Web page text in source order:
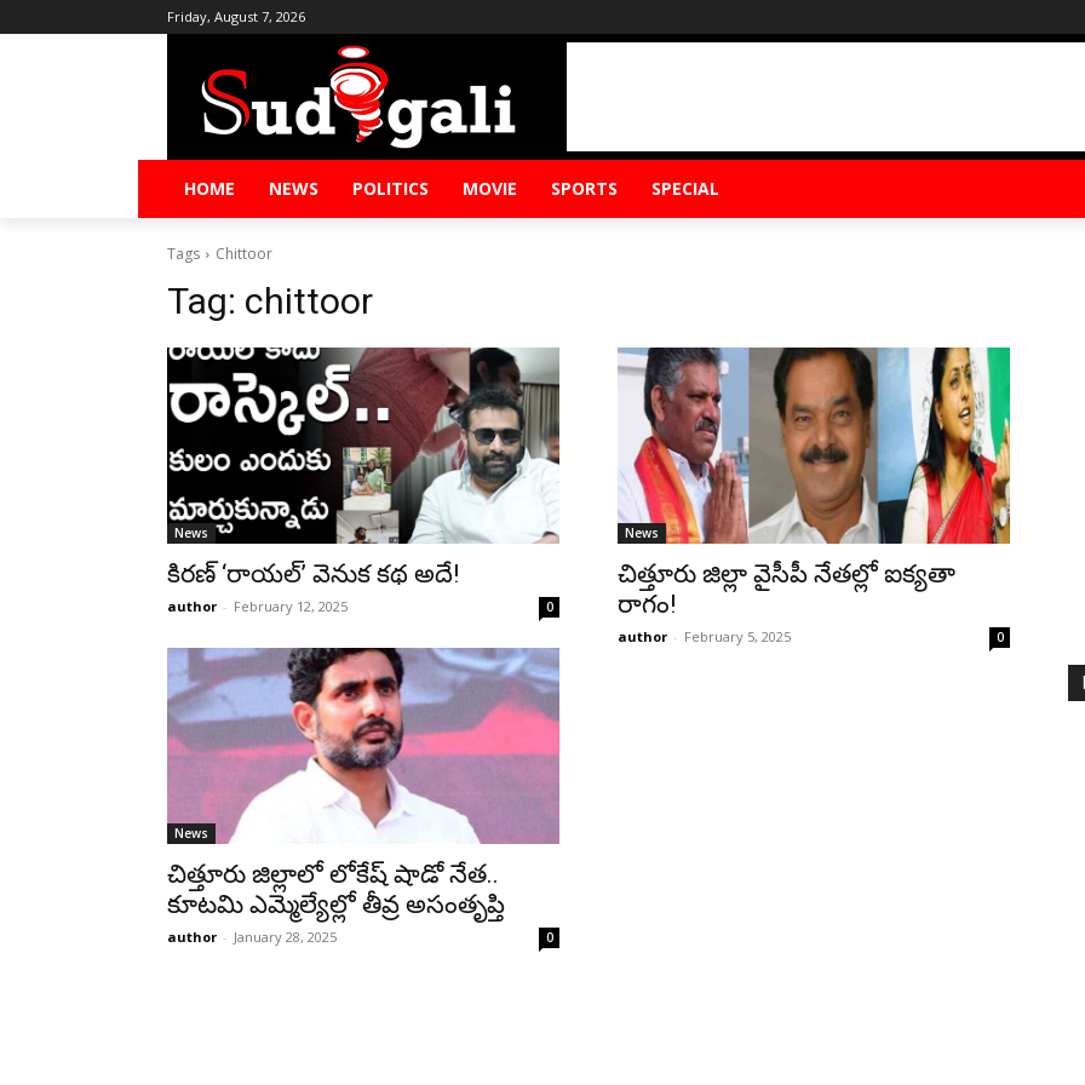
Friday, August 7, 2026
HOME NEWS POLITICS MOVIE SPORTS SPECIAL
Tags Chittoor
Tag: chittoor
News
కిరణ్ ‘రాయల్’ వెనుక కథ అదే!
author - February 12, 2025 0
News
చిత్తూరు జిల్లా వైసీపీ నేతల్లో ఐక్యతా
రాగం!
author - February 5, 2025 0
News
చిత్తూరు జిల్లాలో లోకేష్ షాడో నేత..
కూటమి ఎమ్మెల్యేల్లో తీవ్ర అసంతృప్తి
author - January 28, 2025 0